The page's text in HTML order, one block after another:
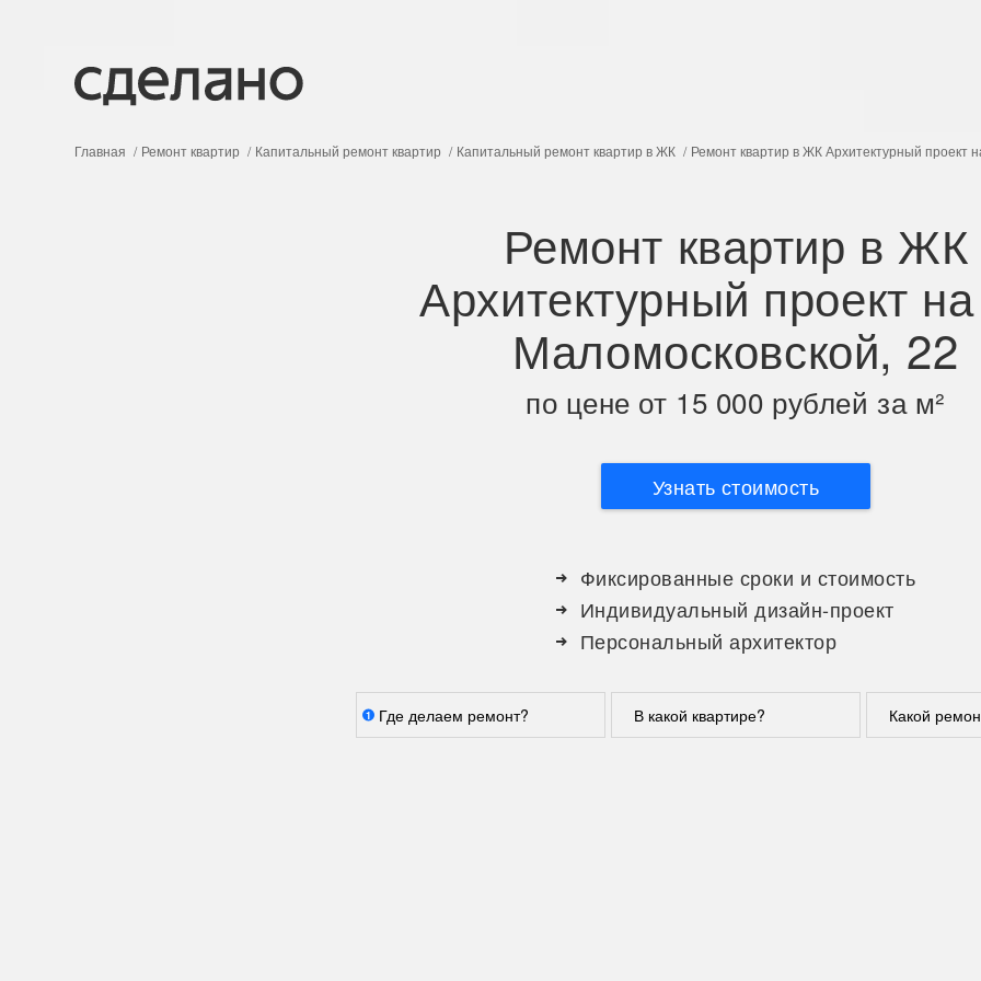
Главная Ремонт квартир Капитальный ремонт квартир Капитальный ремонт квартир в ЖК Ремонт квартир в ЖК Архитектурный проект
Ремонт квартир в ЖК
Архитектурный проект
Маломосковской, 22
по цене от 15 000 рублей за м²
Узнать стоимость
Фиксированные сроки и стоимость
Индивидуальный дизайн-проект
Персональный архитектор
Где делаем ремонт?
1 В какой квартире? Какой